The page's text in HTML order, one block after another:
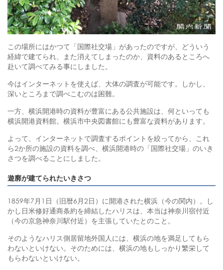
この場所にはかつて「国際社交場」があったのですが、どういう
経緯で建てられ、また消えてしまったのか、資料のあるところへ
赴いて調べてみる事にしました。
今はインターネットを使えば、大体の調査が可能です。しかし、
深いところまで調べこむのは困難。
一方、横浜開港時の資料が豊富にある公共施設は、何といっても
横浜開港資料館。横浜市中央図書館にも豊富な資料があります。
よって、インターネットで調査するポイントを絞ってから、これ
ら2か所の施設の資料を調べ、横浜開港時の「国際社交場」のいき
さつを調べることにしました。
遊廓が建てられたいきさつ
1859年7月1日（旧暦6月2日）に開港された横浜（今の関内）。し
かし日米修好通商条約を締結したハリスは、本当は神奈川宿付近
（今の京急神奈川駅付近）を主張していたとのこと。
そのようなハリス側居留地外国人には、横浜の地を満足してもら
わないといけない。そのためには、横浜の地もしっかり繁栄して
もらわないといけない。